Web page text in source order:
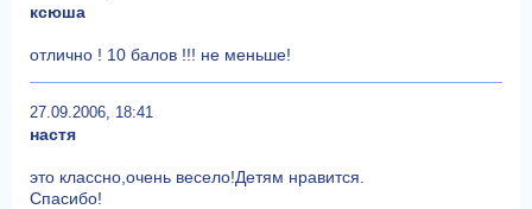
ксюша
отлично ! 10 балов !!! не меньше!
27.09.2006, 18:41
настя
это классно,очень весело!Детям нравится.
Спасибо!